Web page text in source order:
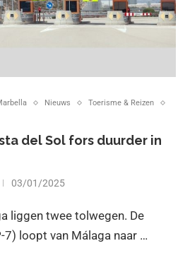
Nieuws
Toerisme & Reizen
del Sol fors duurder in
03/01/2025
liggen twee tolwegen. De
loopt van Málaga naar …